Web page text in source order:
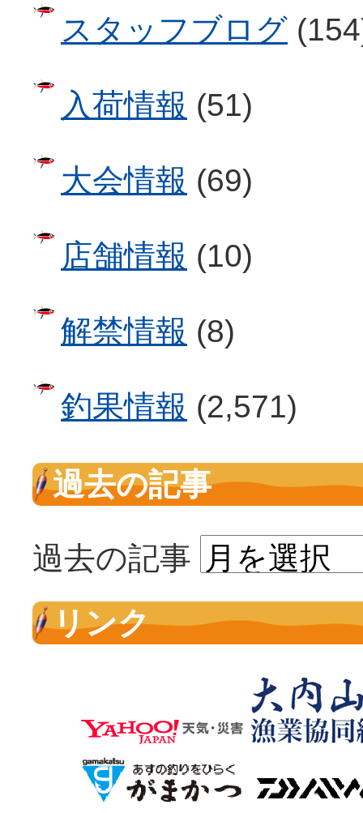
スタッフブログ
入荷情報 (51)
大会情報 (69)
店舗情報 (10)
解禁情報 (8)
釣果情報 (2,571)
過去の記事
過去の記事
リンク